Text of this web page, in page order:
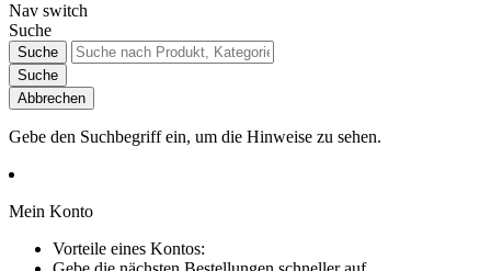
Nav switch
Suche
Suche
Suche
Abbrechen
Gebe den Suchbegriff ein, um die Hinweise zu sehen.
Mein Konto
Vorteile eines Kontos: